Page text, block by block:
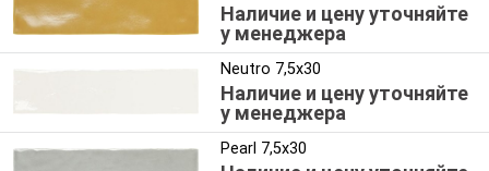
Наличие и цену уточняйте
у менеджера
Neutro 7,5x30
Наличие и цену уточняйте
у менеджера
Pearl 7,5x30